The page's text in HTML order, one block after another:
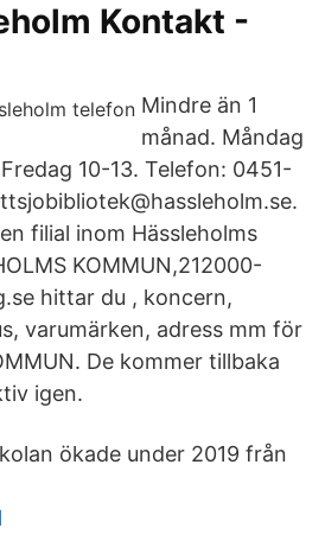
Kontakt -
Mindre än 1
månad. Måndag
10-13. Telefon: 0451-
filial inom Hässleholms
KOMMUN,212000-
hittar du , koncern,
varumärken, adress mm för
De kommer tillbaka
igen.
ökade under 2019 från